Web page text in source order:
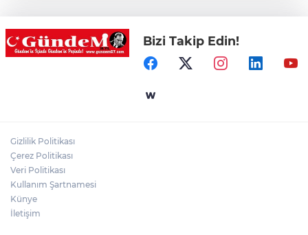
Zonguldak'ta Rüzgarlımeşe İlkokulu'nun
yıkımı gerçekleştirildi!
Bizi Takip Edin!
Gizlilik Politikası
Çerez Politikası
Veri Politikası
Kullanım Şartnamesi
Künye
İletişim